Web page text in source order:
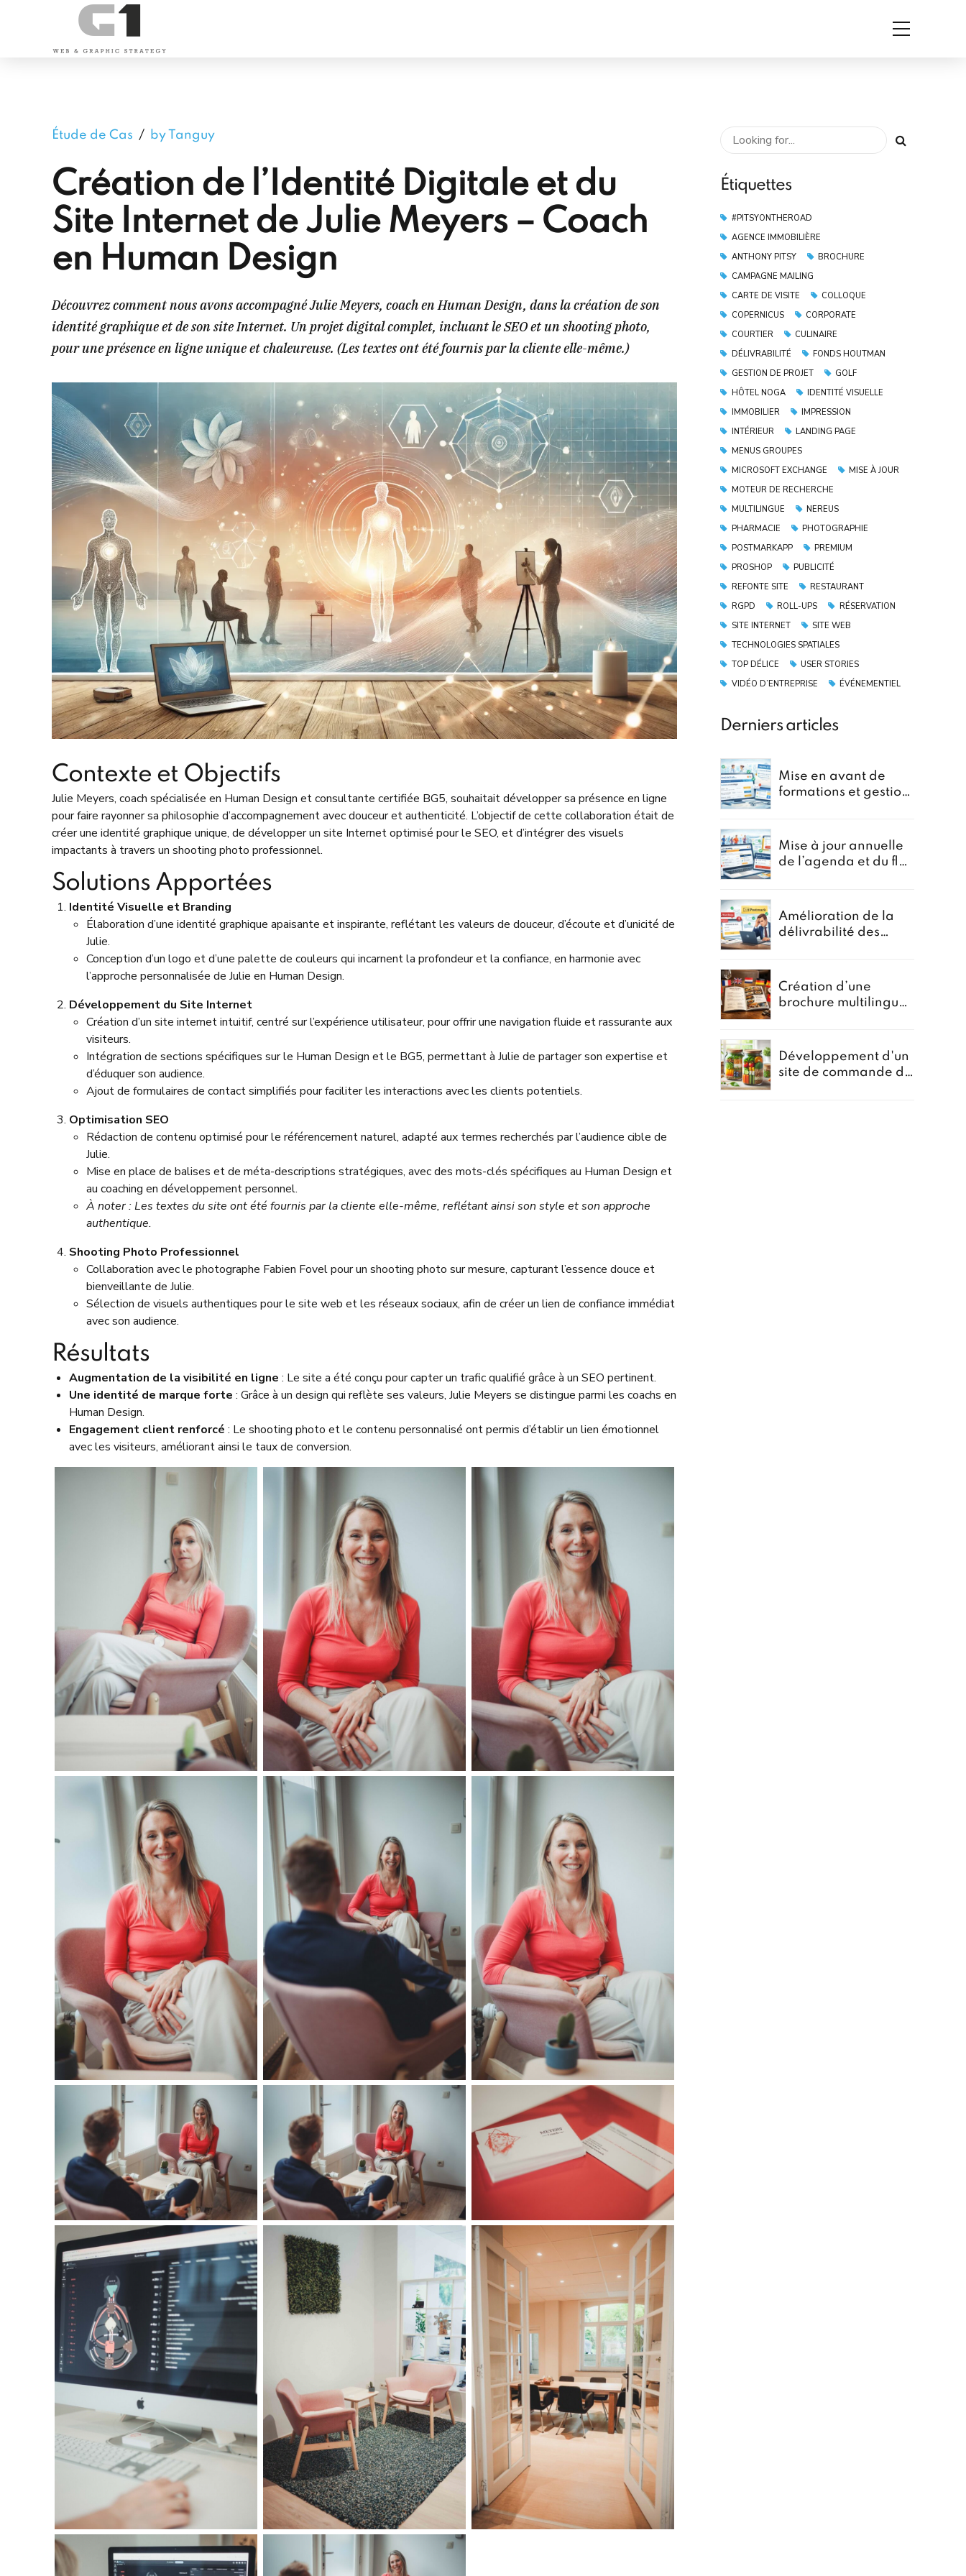
Étude de Cas by Tanguy
Création de l’Identité Digitale et du
Site Internet de Julie Meyers – Coach
en Human Design
Découvrez comment nous avons accompagné Julie Meyers, coach en Human Design, dans la création de son
identité graphique et de son site Internet. Un projet digital complet, incluant le SEO et un shooting photo,
pour une présence en ligne unique et chaleureuse. (Les textes ont été fournis par la cliente elle-même.)
Contexte et Objectifs
Julie Meyers, coach spécialisée en Human Design et consultante certifiée BG5, souhaitait développer sa présence en ligne
pour faire rayonner sa philosophie d’accompagnement avec douceur et authenticité. L’objectif de cette collaboration était de
créer une identité graphique unique, de développer un site Internet optimisé pour le SEO, et d’intégrer des visuels
impactants à travers un shooting photo professionnel.
Solutions Apportées
Identité Visuelle et Branding
Élaboration d’une identité graphique apaisante et inspirante, reflétant les valeurs de douceur, d’écoute et d’unicité de
Julie.
Conception d’un logo et d’une palette de couleurs qui incarnent la profondeur et la confiance, en harmonie avec
l’approche personnalisée de Julie en Human Design.
Développement du Site Internet
Création d’un site internet intuitif, centré sur l’expérience utilisateur, pour offrir une navigation fluide et rassurante aux
visiteurs.
Intégration de sections spécifiques sur le Human Design et le BG5, permettant à Julie de partager son expertise et
d’éduquer son audience.
Ajout de formulaires de contact simplifiés pour faciliter les interactions avec les clients potentiels.
Optimisation SEO
Rédaction de contenu optimisé pour le référencement naturel, adapté aux termes recherchés par l’audience cible de
Julie.
Mise en place de balises et de méta-descriptions stratégiques, avec des mots-clés spécifiques au Human Design et
au coaching en développement personnel.
À noter : Les textes du site ont été fournis par la cliente elle-même, reflétant ainsi son style et son approche
authentique.
Shooting Photo Professionnel
Collaboration avec le photographe Fabien Fovel pour un shooting photo sur mesure, capturant l’essence douce et
bienveillante de Julie.
Sélection de visuels authentiques pour le site web et les réseaux sociaux, afin de créer un lien de confiance immédiat
avec son audience.
Résultats
Augmentation de la visibilité en ligne : Le site a été conçu pour capter un trafic qualifié grâce à un SEO pertinent.
Une identité de marque forte : Grâce à un design qui reflète ses valeurs, Julie Meyers se distingue parmi les coachs en
Human Design.
Engagement client renforcé : Le shooting photo et le contenu personnalisé ont permis d’établir un lien émotionnel
avec les visiteurs, améliorant ainsi le taux de conversion.
Étiquettes
#PITSYONTHEROAD
AGENCE IMMOBILIÈRE
ANTHONY PITSY
BROCHURE
CAMPAGNE MAILING
CARTE DE VISITE
COLLOQUE
COPERNICUS
CORPORATE
COURTIER
CULINAIRE
DÉLIVRABILITÉ
FONDS HOUTMAN
GESTION DE PROJET
GOLF
HÔTEL NOGA
IDENTITÉ VISUELLE
IMMOBILIER
IMPRESSION
INTÉRIEUR
LANDING PAGE
MENUS GROUPES
MICROSOFT EXCHANGE
MISE À JOUR
MOTEUR DE RECHERCHE
MULTILINGUE
NEREUS
PHARMACIE
PHOTOGRAPHIE
POSTMARKAPP
PREMIUM
PROSHOP
PUBLICITÉ
REFONTE SITE
RESTAURANT
RGPD
ROLL-UPS
RÉSERVATION
SITE INTERNET
SITE WEB
TECHNOLOGIES SPATIALES
TOP DÉLICE
USER STORIES
VIDÉO D’ENTREPRISE
ÉVÉNEMENTIEL
Derniers articles
Mise en avant de
formations et gestion
Mise à jour annuelle
de l’agenda et du flux
Amélioration de la
délivrabilité des
assurances
Création d’une
brochure multilingue
Développement d'un
site de commande de